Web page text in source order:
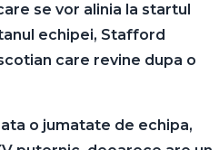
se vor alinia la startul
echipei, Stafford
care revine dupa o
o jumatate de echipa,